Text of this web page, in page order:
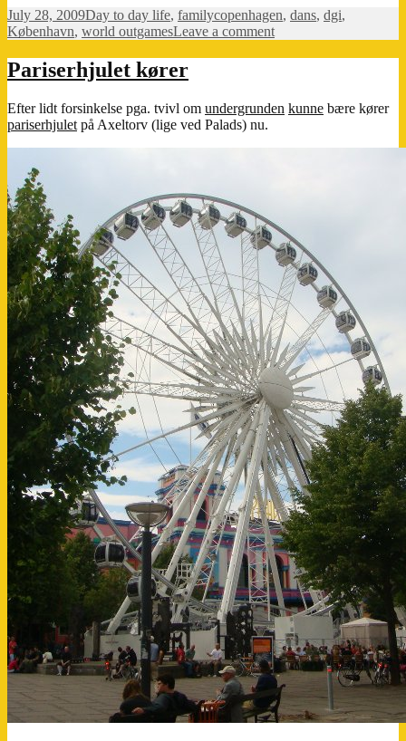
Posted
on
July 28, 2009Categories
Day to day life, familyTags
copenhagen, dans, dgi,
København, world outgamesLeave a commenton
vandt
Pariserhjulet kører
Efter lidt forsinkelse pga. tvivl om undergrunden kunne bære kører
pariserhjulet på Axeltorv (lige ved Palads) nu.